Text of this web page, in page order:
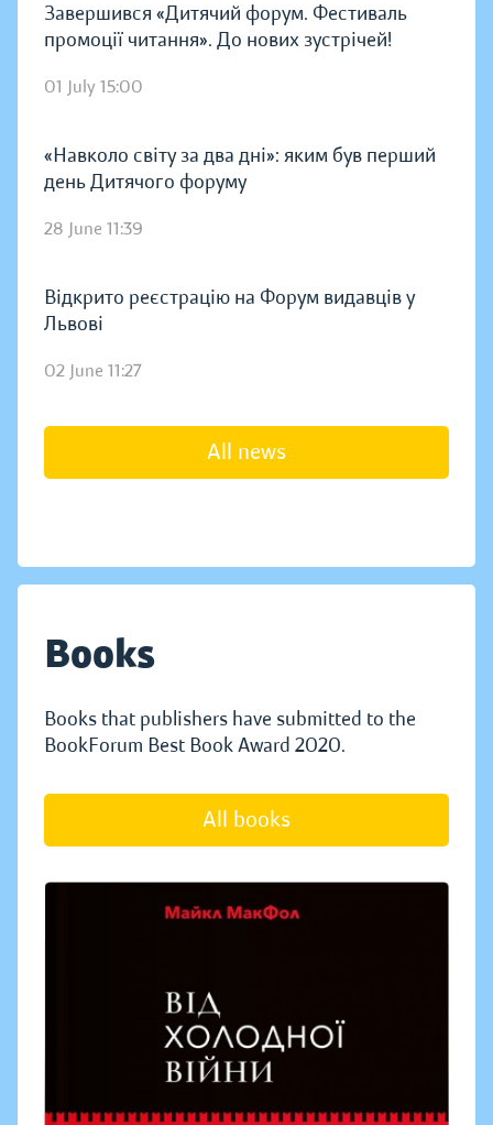
Завершився «Дитячий форум. Фестиваль
промоції читання». До нових зустрічей!
01 July 15:00
«Навколо світу за два дні»: яким був перший
день Дитячого форуму
28 June 11:39
Відкрито реєстрацію на Форум видавців у
Львові
02 June 11:27
All news
Books
Books that publishers have submitted to the
BookForum Best Book Award 2020.
All books